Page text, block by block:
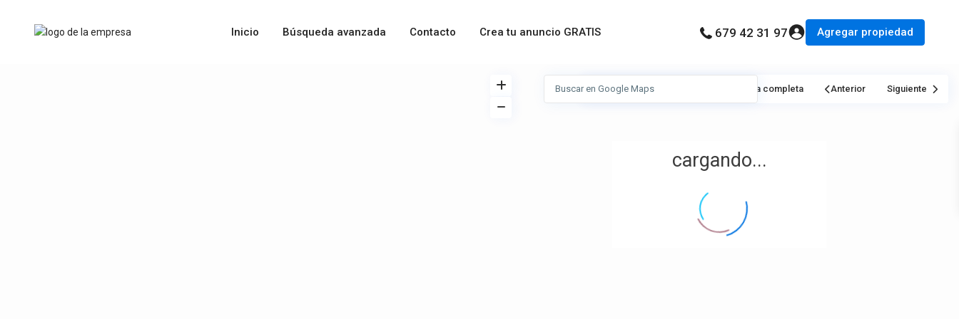
Inicio Búsqueda avanzada Contacto Crea tu anuncio GRATIS 679 42 31 97 Agregar propiedad
cargando...
Ver Mi Ubicación Pantalla completa Anterior Siguiente